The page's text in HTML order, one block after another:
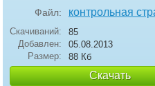
Файл: контрольная
Скачиваний:
85
Добавлен:
05.08.2013
Размер:
88 Кб
Скачать